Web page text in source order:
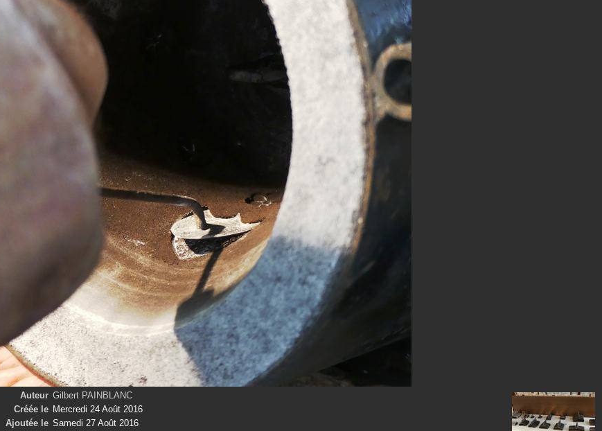
Auteur Gilbert PAINBLANC
Créée le Mercredi 24 Août 2016
Ajoutée le Samedi 27 Août 2016